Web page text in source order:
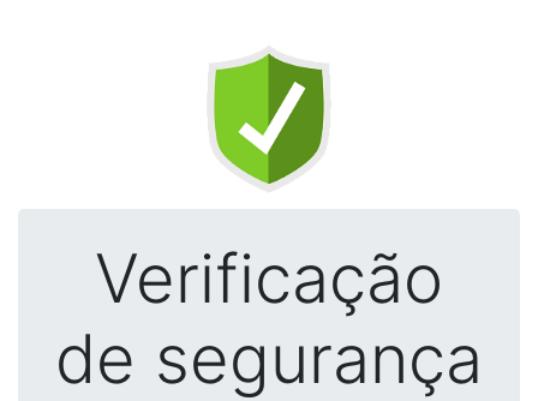
Verificação
de segurança